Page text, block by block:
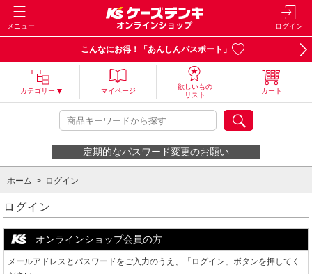
メニュー ログイン
こんなにお得！「あんしんパスポート」
カテゴリー マイページ
欲しいもの
リスト
カート
定期的なパスワード変更のお願い
ホーム > ログイン
ログイン
オンラインショップ会員の方
メールアドレスとパスワードをご入力のうえ、「ログイン」ボタンを押してく